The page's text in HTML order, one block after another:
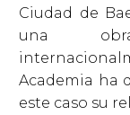
Ciudad de
una
Academia ha
este caso su